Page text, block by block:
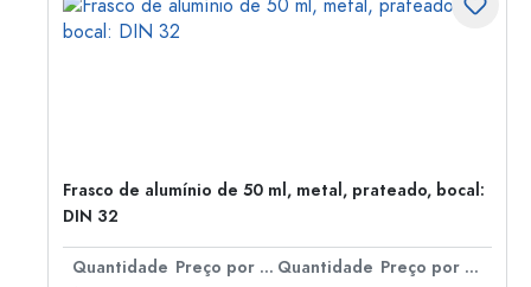
Frasco de alumínio de 50 ml, metal, prateado, bocal:
DIN 32
Quantidade Preço por peça Quantidade
Preço por peça